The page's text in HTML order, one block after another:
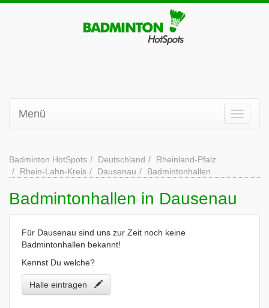
Menü
Badminton HotSpots Deutschland
Rheinland-Pfalz
Rhein-Lahn-Kreis
Dausenau Badmintonhallen
Badmintonhallen in Dausenau
Für Dausenau sind uns zur Zeit noch keine
Badmintonhallen bekannt!
Kennst Du welche?
Halle eintragen